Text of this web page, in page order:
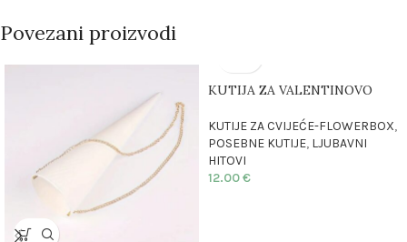
Povezani proizvodi
KUTIJA ZA VALENTINOVO
KUTIJE ZA CVIJEĆE-FLOWERBOX,
POSEBNE KUTIJE, LJUBAVNI
HITOVI
12.00€